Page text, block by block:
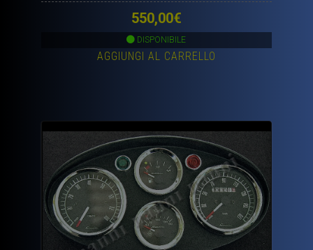
550,00€
DISPONIBILE
AGGIUNGI AL CARRELLO